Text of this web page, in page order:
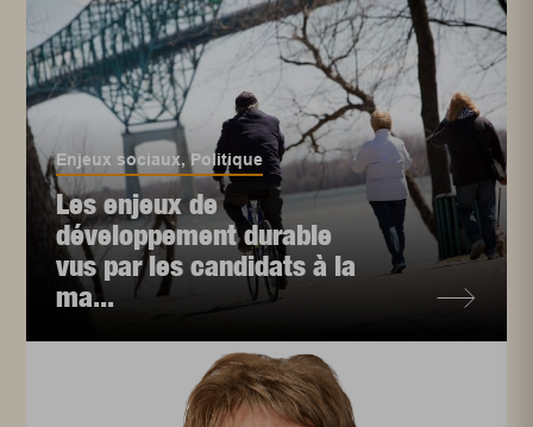
Enjeux sociaux,Politique
Les enjeux de
développement durable
vus par les candidats à la
ma...